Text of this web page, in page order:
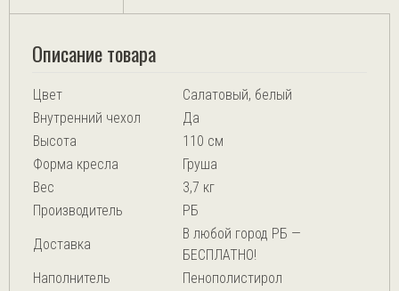
Описание товара
Цвет
Салатовый, белый
Внутренний чехол
Да
Высота
110 см
Форма кресла
Груша
Вес
3,7 кг
Производитель
РБ
Доставка
В любой город РБ —
БЕСПЛАТНО!
Наполнитель
Пенополистирол